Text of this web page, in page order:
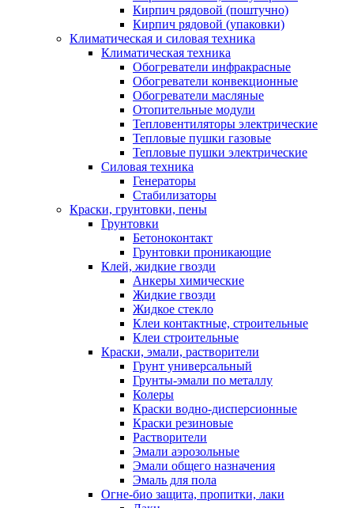
Кирпич рядовой (поштучно)
Кирпич рядовой (упаковки)
Климатическая и силовая техника
Климатическая техника
Обогреватели инфракрасные
Обогреватели конвекционные
Обогреватели масляные
Отопительные модули
Тепловентиляторы электрические
Тепловые пушки газовые
Тепловые пушки электрические
Силовая техника
Генераторы
Стабилизаторы
Краски, грунтовки, пены
Грунтовки
Бетоноконтакт
Грунтовки проникающие
Клей, жидкие гвозди
Анкеры химические
Жидкие гвозди
Жидкое стекло
Клеи контактные, строительные
Клеи строительные
Краски, эмали, растворители
Грунт универсальный
Грунты-эмали по металлу
Колеры
Краски водно-дисперсионные
Краски резиновые
Растворители
Эмали аэрозольные
Эмали общего назначения
Эмаль для пола
Огне-био защита, пропитки, лаки